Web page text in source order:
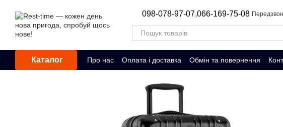
098-078-97-07,066-169-75-08
Каталог Про нас Оплата і доставка Обмін та повернення